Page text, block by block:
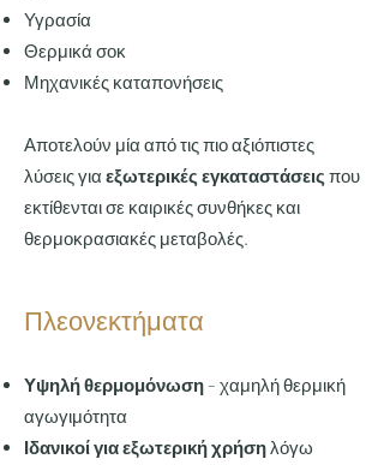
Υγρασία
Θερμικά σοκ
Μηχανικές καταπονήσεις
Αποτελούν μία από τις πιο αξιόπιστες
λύσεις για εξωτερικές εγκαταστάσεις που
εκτίθενται σε καιρικές συνθήκες και
θερμοκρασιακές μεταβολές.
Πλεονεκτήματα
Υψηλή θερμομόνωση– χαμηλή θερμική
αγωγιμότητα
Ιδανικοί για εξωτερική χρήσηλόγω